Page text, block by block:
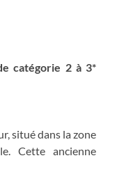
catégorie 2 à 3*
situé dans la zone
Cette ancienne